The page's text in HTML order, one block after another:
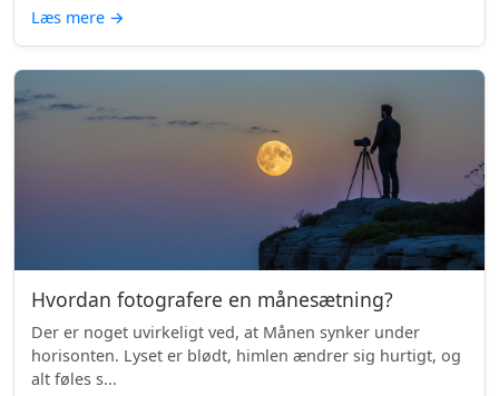
Læs mere →
Hvordan fotografere en månesætning?
Der er noget uvirkeligt ved, at Månen synker under
horisonten. Lyset er blødt, himlen ændrer sig hurtigt, og
alt føles s...